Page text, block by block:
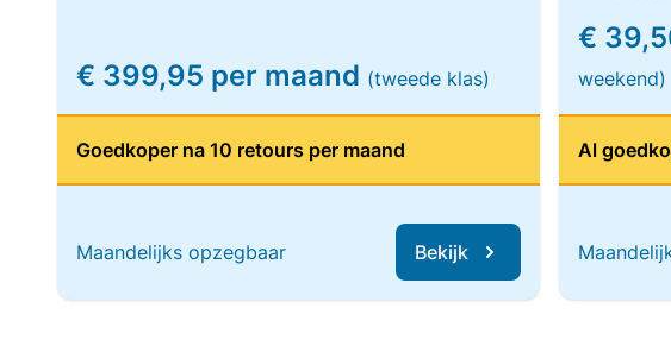
€ 399,95 per maand (tweede klas)
Goedkoper na 10 retours per maand
Maandelijks opzegbaar Bekijk
€
weekend)
Al